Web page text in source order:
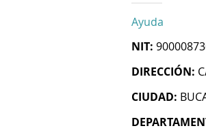
Ayuda
NIT:
DIRECCIÓN:
CIUDAD: